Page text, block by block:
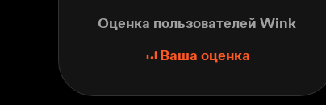
Оценка пользователей Wink
Ваша оценка